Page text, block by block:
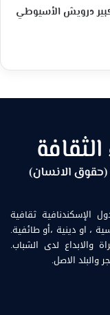
درويش الأسيوطي
الإسكندنافية ثقافية
، او دينية ،أو طائفية.
والابداع لدى الشباب.
الاصل.